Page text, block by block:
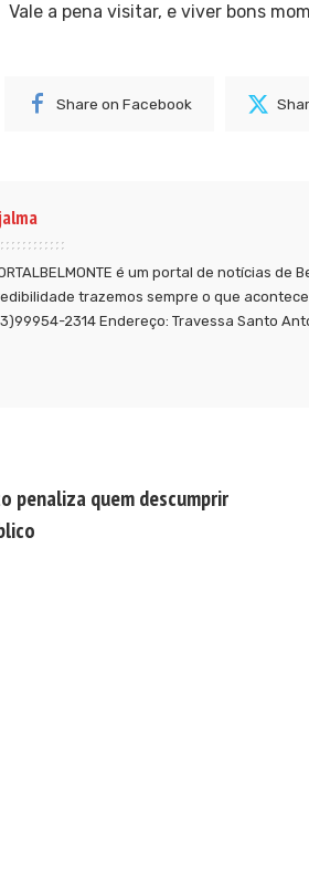
Vale a pena visitar, e viver bons
Share on Facebook
é um portal de notícias de
trazemos sempre o que
2314 Endereço: Travessa Santo
penaliza quem descumprir